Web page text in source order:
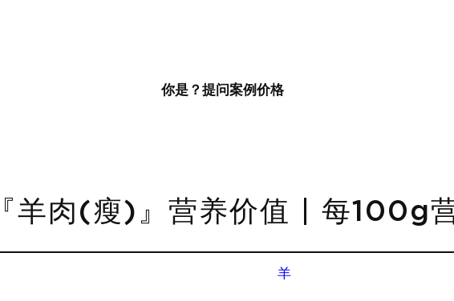
你是？ 提问案例价格
『羊肉(瘦)』营养价值 | 每100g
羊